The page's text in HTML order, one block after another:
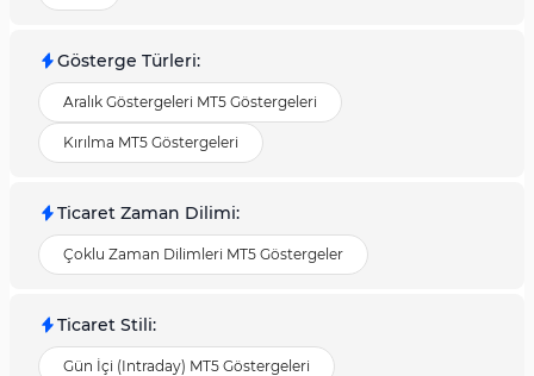
Gösterge Türleri:
Aralık Göstergeleri MT5 Göstergeleri
Kırılma MT5 Göstergeleri
Ticaret Zaman Dilimi:
Çoklu Zaman Dilimleri MT5 Göstergeler
Ticaret Stili:
Gün İçi (Intraday) MT5 Göstergeleri